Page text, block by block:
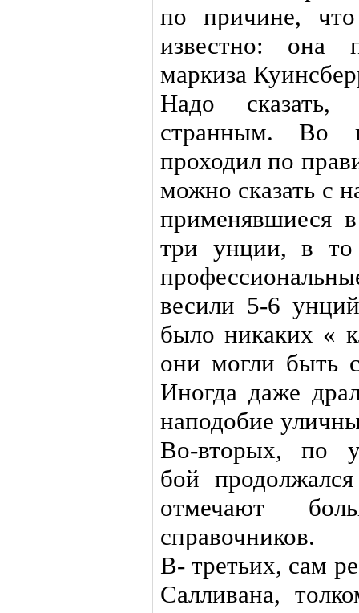
по причине,
известно: она
маркиза
Надо
странным. Во
проходил по
можно сказать с
применявшиеся
три унции, в то
весили 5-6
было никаких «
они могли быть
Иногда даже
наподобие
Во-вторых, по
бой
отмечают
справочников.
В- третьих, сам
Салливана,